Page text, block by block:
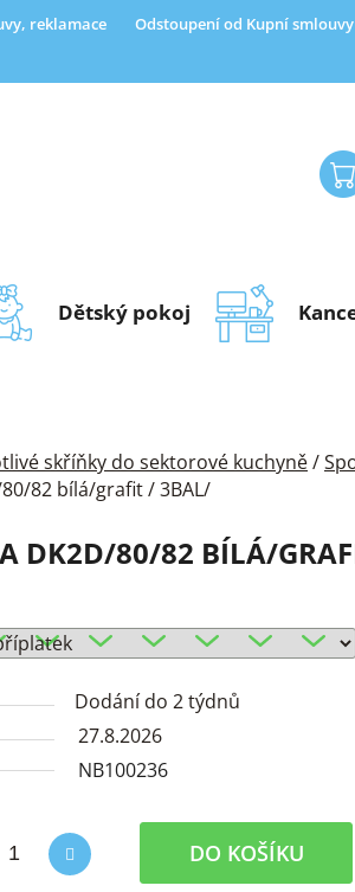
reklamace Odstoupení od Kupní smlouvy
Dětský pokoj
skříňky do sektorové kuchyně/
80/82 bílá/grafit / 3BAL/
DK2D/80/82 BÍLÁ/
Dodání do 2 týdnů
27.8.2026
NB100236
DO KOŠÍKU